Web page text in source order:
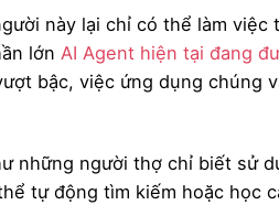
này lại chỉ có thể làm việc
lớn AI Agent hiện tại đang
bậc, việc ứng dụng chúng
những người thợ chỉ biết sử
tự động tìm kiếm hoặc học